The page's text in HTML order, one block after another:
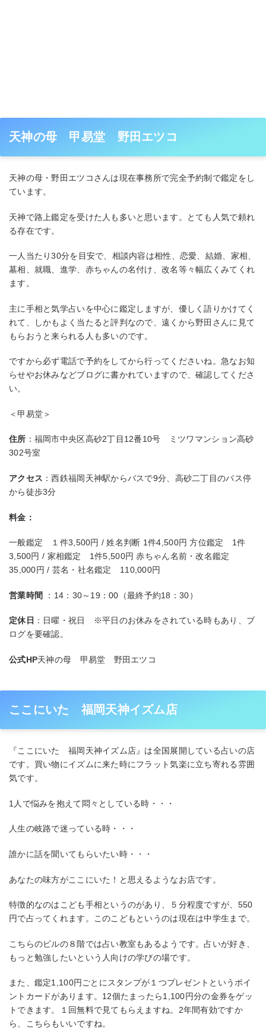
天神の母 甲易堂 野田エツコ
天神の母・野田エツコさんは現在事務所で完全予約制で鑑定をし
ています。
天神で路上鑑定を受けた人も多いと思います。とても人気で頼れ
る存在です。
一人当たり30分を目安で、相談内容は相性、恋愛、結婚、家相、
墓相、就職、進学、赤ちゃんの名付け、改名等々幅広くみてくれ
ます。
主に手相と気学占いを中心に鑑定しますが、優しく語りかけてく
れて、しかもよく当たると評判なので、遠くから野田さんに見て
もらおうと来られる人も多いのです。
ですから必ず電話で予約をしてから行ってくださいね。急なお知
らせやお休みなどブログに書かれていますので、確認してくださ
い。
＜甲易堂＞
住所 ：福岡市中央区高砂2丁目12番10号 ミツワマンション高砂
302号室
アクセス ：西鉄福岡天神駅からバスで9分、高砂二丁目のバス停
から徒歩3分
料金：
一般鑑定 １件3,500円 / 姓名判断 1件4,500円 方位鑑定 1件
3,500円 / 家相鑑定 1件5,500円 赤ちゃん名前・改名鑑定
35,000円 / 芸名・社名鑑定 110,000円
営業時間 ：14：30～19：00（最終予約18：30）
定休日 ：日曜・祝日 ※平日のお休みをされている時もあり、ブ
ログを要確認。
公式HP天神の母 甲易堂 野田エツコ
ここにいた 福岡天神イズム店
『ここにいた 福岡天神イズム店』は全国展開している占いの店
です。買い物にイズムに来た時にフラット気楽に立ち寄れる雰囲
気です。
1人で悩みを抱えて悶々としている時・・・
人生の岐路で迷っている時・・・
誰かに話を聞いてもらいたい時・・・
あなたの味方がここにいた！と思えるようなお店です。
特徴的なのはこども手相というのがあり、５分程度ですが、550
円で占ってくれます。このこどもというのは現在は中学生まで。
こちらのビルの８階では占い教室もあるようです。占いが好き、
もっと勉強したいという人向けの学びの場です。
また、鑑定1,100円ごとにスタンプが１つプレゼントというポイ
ントカードがあります。12個たまったら1,100円分の金券をゲッ
トできます。１回無料で見てもらえますね。2年間有効ですか
ら、こちらもいいですね。